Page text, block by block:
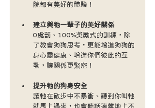
院都有美好的體驗！
建立與牠一輩子的美好關係
0處罰、100%獎勵式的訓練，除
了教會狗狗思考，更能增進狗狗的
身心靈健康、增進你們彼此的互
動，讓關係更緊密！
提升牠的狗身安全
讓牠在散步中不暴衝、聽到你叫牠
就馬上過來，也會聽話遠離地上不